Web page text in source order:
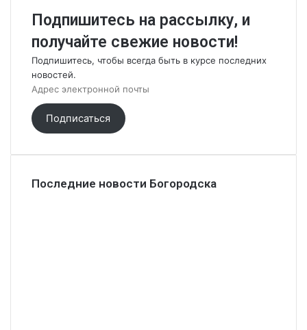
Подпишитесь на рассылку, и
получайте свежие новости!
Подпишитесь, чтобы всегда быть в курсе последних
новостей.
Адрес
электронной
почтыПодписаться
Последние новости Богородска